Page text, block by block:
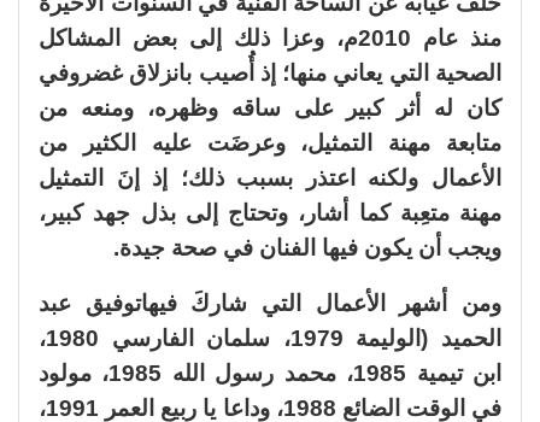
منذ عام 2010م، وعزا ذلك إلى بعض المشاكل
الصحية التي يعاني منها؛ إذ أُصيب بانزلاق غضروفي
كان له أثر كبير على ساقه وظهره، ومنعه من
متابعة مهنة التمثيل، وعرضَت عليه الكثير من
الأعمال ولكنه اعتذر بسبب ذلك؛ إذ إنَ التمثيل
مهنة متعِبة كما أشار، وتحتاج إلى بذل جهد كبير،
ويجب أن يكون فيها الفنان في صحة جيدة.
ومن أشهر الأعمال التي شاركَ فيهاتوفيق عبد
الحميد (الوليمة 1979، سلمان الفارسي 1980،
ابن تيمية 1985، محمد رسول الله 1985، مولود
في الوقت الضائع 1988، وداعا يا ربيع العمر 1991،